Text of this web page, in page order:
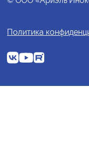
Политика